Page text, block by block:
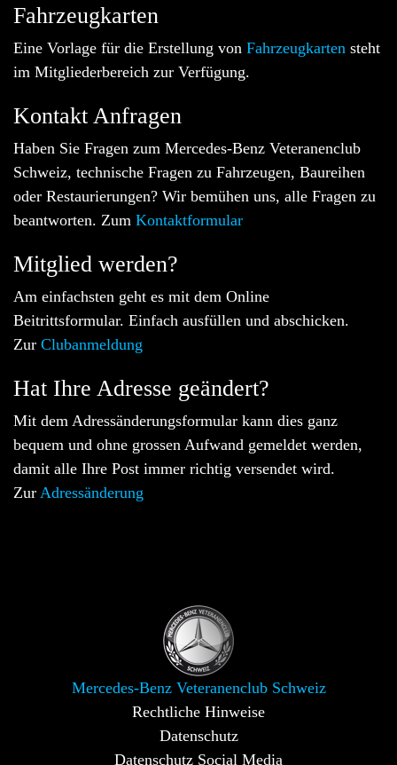
Fahrzeugkarten
Eine Vorlage für die Erstellung von Fahrzeugkarten steht
im Mitgliederbereich zur Verfügung.
Kontakt Anfragen
Haben Sie Fragen zum Mercedes-Benz Veteranenclub
Schweiz, technische Fragen zu Fahrzeugen, Baureihen
oder Restaurierungen? Wir bemühen uns, alle Fragen zu
beantworten. Zum Kontaktformular
Mitglied werden?
Am einfachsten geht es mit dem Online
Beitrittsformular. Einfach ausfüllen und abschicken.
Zur Clubanmeldung
Hat Ihre Adresse geändert?
Mit dem Adressänderungsformular kann dies ganz
bequem und ohne grossen Aufwand gemeldet werden,
damit alle Ihre Post immer richtig versendet wird.
Zur Adressänderung
Mercedes-Benz Veteranenclub Schweiz
Rechtliche Hinweise
Datenschutz
Datenschutz Social Media